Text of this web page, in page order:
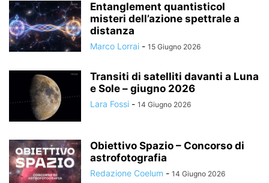
Entanglement quantisticoI
misteri dell’azione spettrale a
distanza
Marco Lorrai - 15 Giugno 2026
Transiti di satelliti davanti a Luna
e Sole – giugno 2026
Lara Fossi - 14 Giugno 2026
Obiettivo Spazio – Concorso di
astrofotografia
Redazione Coelum - 14 Giugno 2026